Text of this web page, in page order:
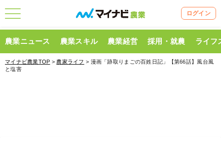
ログイン
農業ニュース 農業スキル 農業経営 採用・就農 ライフ
マイナビ農業TOP > 農家ライフ > 漫画「跡取りまごの百姓日記」【第66話】風台風
と塩害